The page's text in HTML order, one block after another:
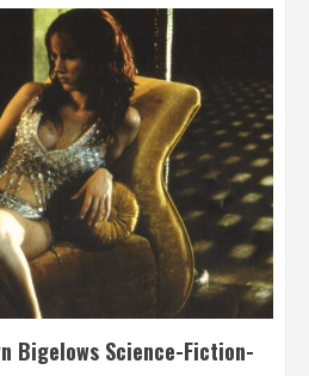
Bigelows Science-Fiction-